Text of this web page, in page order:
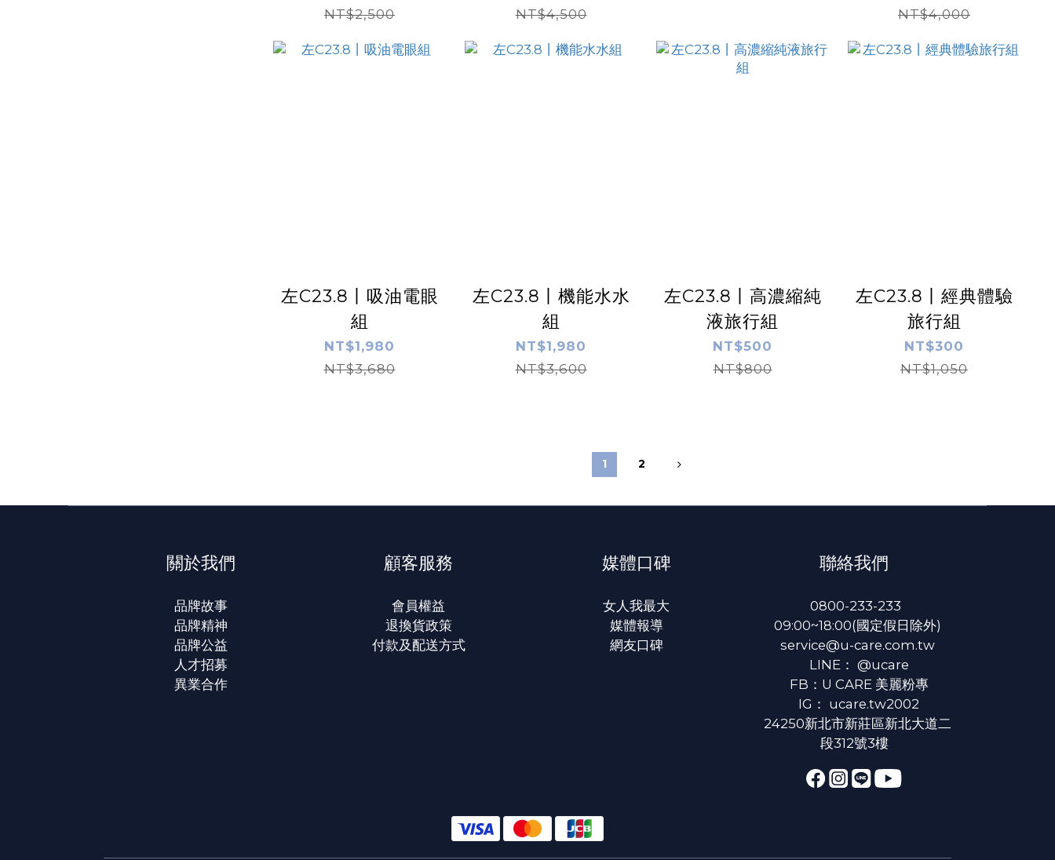
NT$2,500
NT$4,500
NT$4,000
左C23.8丨吸油電眼
組
NT$1,980
NT$3,680
左C23.8丨機能水水
組
NT$1,980
NT$3,600
左C23.8丨高濃縮純
液旅行組
NT$500
NT$800
左C23.8丨經典體驗
旅行組
NT$300
NT$1,050
1 2
關於我們
品牌故事
品牌精神
品牌公益
人才招募
異業合作
顧客服務
會員權益
退換貨政策
付款及配送方式
媒體口碑
女人我最大
媒體報導
網友口碑
聯絡我們
0800-233-233
09:00~18:00(國定假日除外)
service@u-care.com.tw
LINE： @ucare
FB： U CARE 美麗粉專
IG： ucare.tw2002
24250新北市新莊區新北大道二
段312號3樓